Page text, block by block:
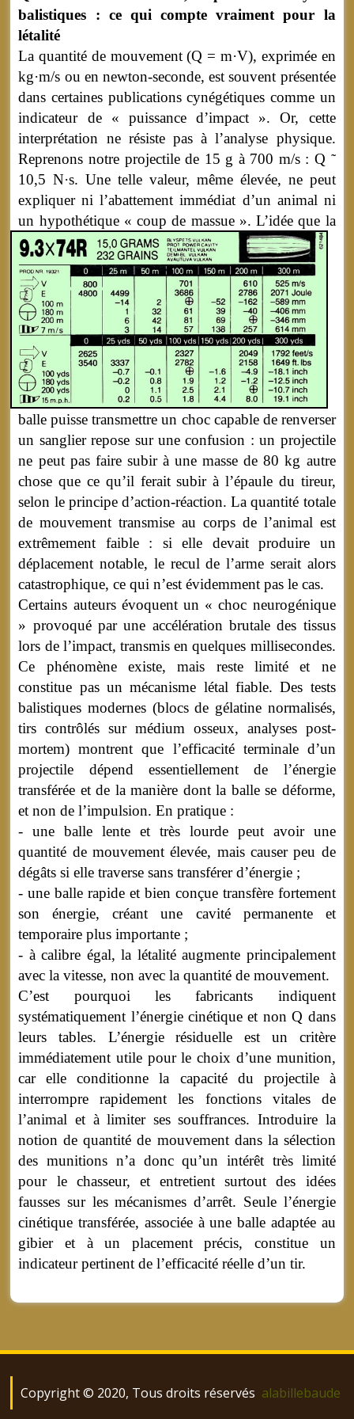
balistiques : ce qui compte vraiment pour la
létalité
La quantité de mouvement (Q = m·V), exprimée en
kg·m/s ou en newton-seconde, est souvent présentée
dans certaines publications cynégétiques comme un
indicateur de « puissance d’impact ». Or, cette
interprétation ne résiste pas à l’analyse physique.
Reprenons notre projectile de 15 g à 700 m/s : Q ˜
10,5 N·s. Une telle valeur, même élevée, ne peut
expliquer ni l’abattement immédiat d’un animal ni
un hypothétique « coup de massue ».L’idée que la
balle puisse transmettre un choc capable de renverser
un sanglier repose sur une confusion : un projectile
ne peut pas faire subir à une masse de 80 kg autre
chose que ce qu’il ferait subir à l’épaule du tireur,
selon le principe d’action-réaction. La quantité totale
de mouvement transmise au corps de l’animal est
extrêmement faible : si elle devait produire un
déplacement notable, le recul de l’arme serait alors
catastrophique, ce qui n’est évidemment pas le cas.
Certains auteurs évoquent un « choc neurogénique
» provoqué par une accélération brutale des tissus
lors de l’impact, transmis en quelques millisecondes.
Ce phénomène existe, mais reste limité et ne
constitue pas un mécanisme létal fiable. Des tests
balistiques modernes (blocs de gélatine normalisés,
tirs contrôlés sur médium osseux, analyses post-
mortem) montrent que l’efficacité terminale d’un
projectile dépend essentiellement de l’énergie
transférée et de la manière dont la balle se déforme,
et non de l’impulsion. En pratique :
- une balle lente et très lourde peut avoir une
quantité de mouvement élevée, mais causer peu de
dégâts si elle traverse sans transférer d’énergie ;
- une balle rapide et bien conçue transfère fortement
son énergie, créant une cavité permanente et
temporaire plus importante ;
- à calibre égal, la létalité augmente principalement
avec la vitesse, non avec la quantité de mouvement.
C’est pourquoi les fabricants indiquent
systématiquement l’énergie cinétique et non Q dans
leurs tables. L’énergie résiduelle est un critère
immédiatement utile pour le choix d’une munition,
car elle conditionne la capacité du projectile à
interrompre rapidement les fonctions vitales de
l’animal et à limiter ses souffrances. Introduire la
notion de quantité de mouvement dans la sélection
des munitions n’a donc qu’un intérêt très limité
pour le chasseur, et entretient surtout des idées
fausses sur les mécanismes d’arrêt. Seule l’énergie
cinétique transférée, associée à une balle adaptée au
gibier et à un placement précis, constitue un
indicateur pertinent de l’efficacité réelle d’un tir.
Copyright © 2020, Tous droits réservés alabillebaude